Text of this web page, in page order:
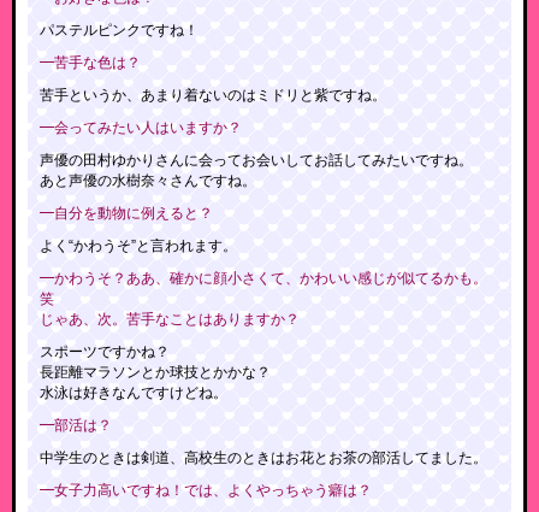
パステルピンクですね！
━苦手な色は？
苦手というか、あまり着ないのはミドリと紫ですね。
━会ってみたい人はいますか？
声優の田村ゆかりさんに会ってお会いしてお話してみたいですね。
あと声優の水樹奈々さんですね。
━自分を動物に例えると？
よく“かわうそ”と言われます。
━かわうそ？ああ、確かに顔小さくて、かわいい感じが似てるかも。
笑
じゃあ、次。苦手なことはありますか？
スポーツですかね？
長距離マラソンとか球技とかかな？
水泳は好きなんですけどね。
━部活は？
中学生のときは剣道、高校生のときはお花とお茶の部活してました。
━女子力高いですね！では、よくやっちゃう癖は？